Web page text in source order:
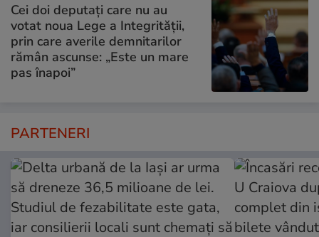
Cei doi deputați care nu au
votat noua Lege a Integrității,
prin care averile demnitarilor
rămân ascunse: „Este un mare
pas înapoi”
PARTENERI